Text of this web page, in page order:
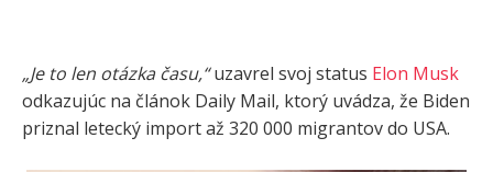
„Je to len otázka času,“uzavrel svoj status Elon Musk
odkazujúc na článok Daily Mail, ktorý uvádza, že Biden
priznal letecký import až 320 000 migrantov do USA.